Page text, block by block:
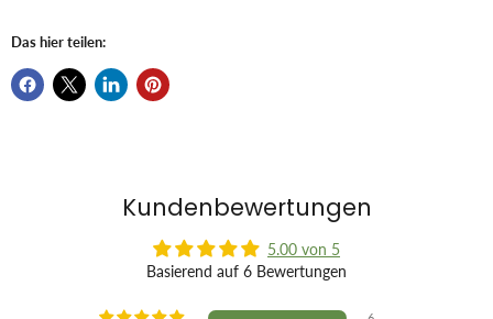
Das hier teilen:
Kundenbewertungen
5.00 von 5
Basierend auf 6 Bewertungen